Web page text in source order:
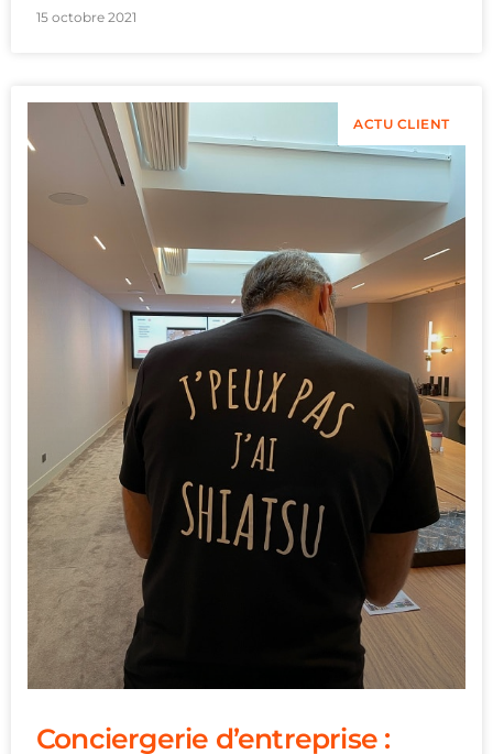
15 octobre 2021
ACTU CLIENT
Conciergerie d’entreprise :